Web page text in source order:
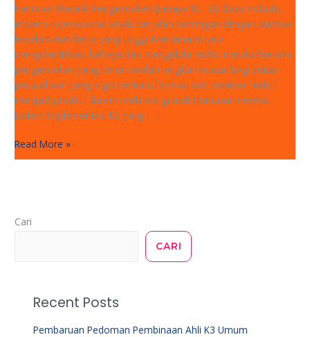
Panduan Hierarki Pengendalian Bahaya K3 Di dunia industri,
efisiensi operasional selalu berjalan beriringan dengan standar
keselamatan kerja yang tinggi. Memahami cara
mengidentifikasi bahaya dan mengelola resiko melalui hierarki
pengendalian yang benar adalah langkah krusial bagi setiap
perusahaan yang ingin bertransformasi dari sekedar reaktif
menjadi proaktif dalam melindungi aset manusia mereka.
Dalam Implementasi K3 yang […]
Read More »
Cari
CARI
Recent Posts
Pembaruan Pedoman Pembinaan Ahli K3 Umum